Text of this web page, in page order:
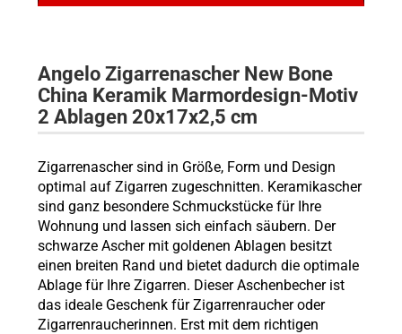
Angelo Zigarrenascher New Bone
China Keramik Marmordesign-Motiv
2 Ablagen 20x17x2,5 cm
Zigarrenascher sind in Größe, Form und Design
optimal auf Zigarren zugeschnitten. Keramikascher
sind ganz besondere Schmuckstücke für Ihre
Wohnung und lassen sich einfach säubern. Der
schwarze Ascher mit goldenen Ablagen besitzt
einen breiten Rand und bietet dadurch die optimale
Ablage für Ihre Zigarren. Dieser Aschenbecher ist
das ideale Geschenk für Zigarrenraucher oder
Zigarrenraucherinnen. Erst mit dem richtigen